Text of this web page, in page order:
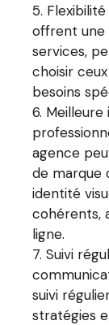
offrent une
services,
choisir
besoins
Meilleure
agence
de marque
identité
cohérents,
ligne.
Suivi
suivi
stratégies